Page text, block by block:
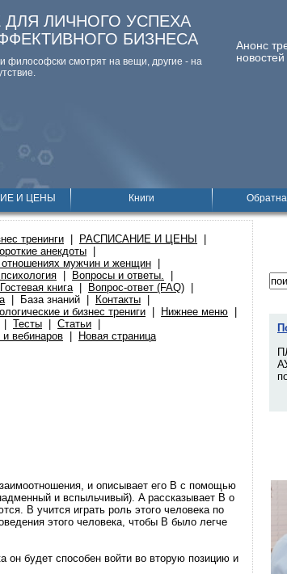
Анонс
новостей
ДЛЯ ЛИЧНОГО УСПЕХА
БИЗНЕСА
философски смотpят на вещи, дpугие - на
И ЦЕНЫ Книги
тренинги РАСПИСАНИЕ И ЦЕНЫ
анекдоты
отношениях мужчин и женщин
Вопросы и ответы.
Гостевая книга| Вопрос-ответ (FAQ)
| База знаний Контакты
и бизнес трениги Нижнее меню
Тесты Статьи
и вебинаров Новая страница
и описывает его B с помощью
и вспыльчивый). A рассказывает B о
B учится играть роль этого человека по
этого человека, чтобы B было легче
он будет способен войти во вторую позицию и